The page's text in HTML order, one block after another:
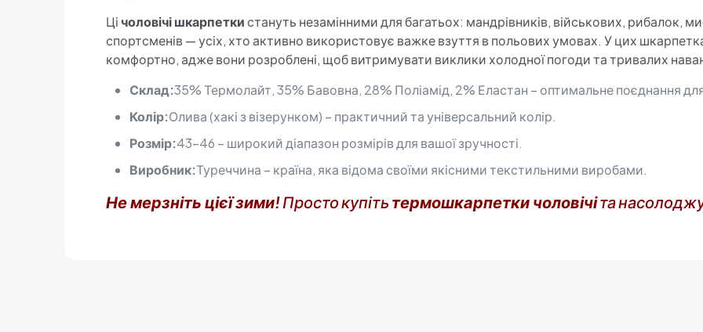
Ці чоловічі шкарпеткистануть незамінними для багатьох: мандрівників, військових, рибалок,
спортсменів — усіх, хто активно використовує важке взуття в польових умовах. У цих
комфортно, адже вони розроблені, щоб витримувати виклики холодної погоди та тривалих
Склад:35% Термолайт, 35% Бавовна, 28% Поліамід, 2% Еластан – оптимальне поєднання для
Колір:Олива (хакі з візерунком) – практичний та універсальний колір.
Розмір:43-46 – широкий діапазон розмірів для вашої зручності.
Виробник:Туреччина – країна, яка відома своїми якісними текстильними виробами.
Не мерзніть цієї зими!Просто купіть термошкарпетки чоловічіта